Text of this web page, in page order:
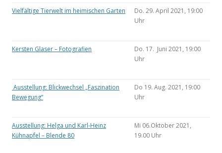
Vielfältige Tierwelt im heimischen Garten
Do. 29. April 2021, 19:00
Uhr
Kersten Glaser – Fotografien
Do. 17. Juni 2021, 19:00
Uhr
Ausstellung: Blickwechsel „Faszination
Bewegung“
Do 19. Aug. 2021, 19:00
Uhr
Ausstellung: Helga und Karl-Heinz
Kühnapfel – Blende 80
Mi 06.Oktober 2021,
19.00 Uhr